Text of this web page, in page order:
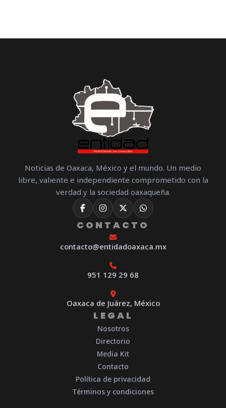
Noticias de Oaxaca, México y el mundo. Un medio
libre, valiente e independiente comprometido con la
verdad y la sociedad oaxaqueña.
CONTACTO
contacto@entidadoaxaca.mx
951 129 29 68
Oaxaca de Juárez, México
LEGAL
Nosotros
Directorio
Media Kit
Contacto
Política de privacidad
Términos y condiciones